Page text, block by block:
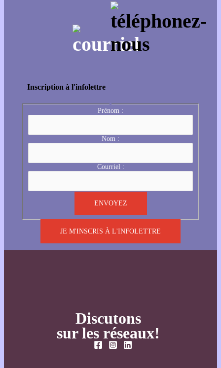
Inscription à l'infolettre
Prénom :
Nom :
Courriel :
JE M'INSCRIS À L'INFOLETTRE
Discutons
sur les réseaux!